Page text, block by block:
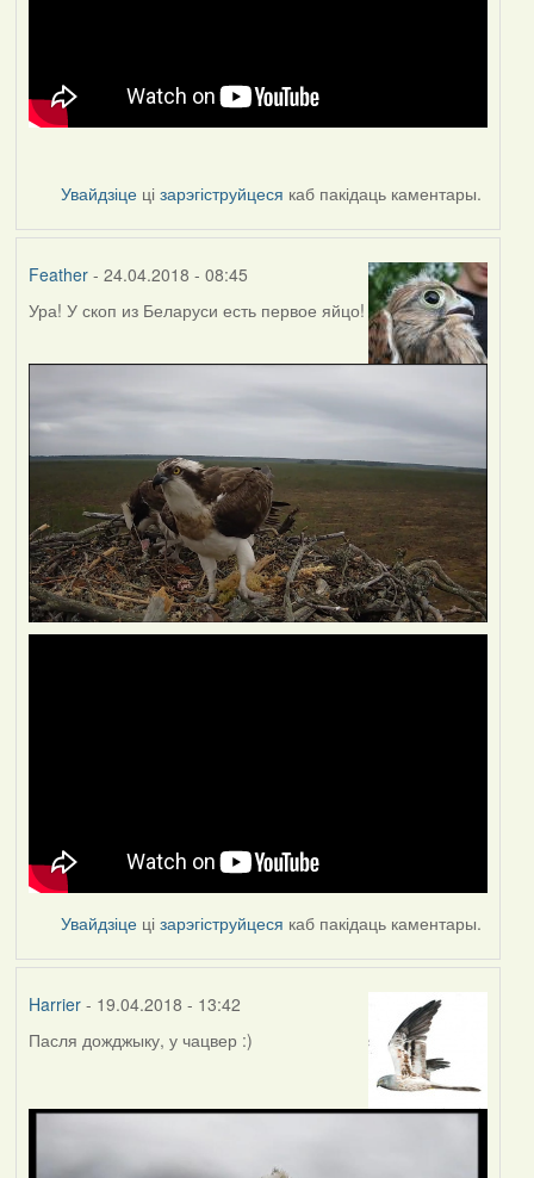
Увайдзіце цізарэгіструйцеся каб пакідаць каментары.
Feather- 24.04.2018 - 08:45
Ура! У скоп из Беларуси есть первое яйцо!
Увайдзіце цізарэгіструйцеся каб пакідаць каментары.
Harrier- 19.04.2018 - 13:42
Пасля дожджыку, у чацвер :)